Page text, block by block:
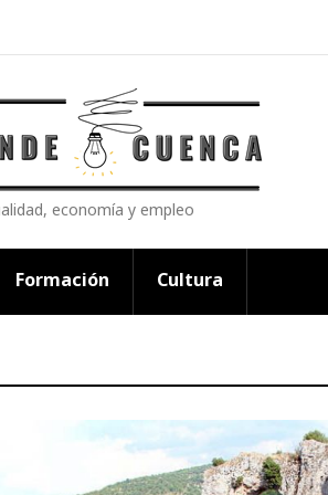
economía y empleo
Formación Cultura